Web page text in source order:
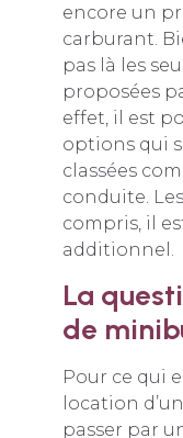
encore un
carburant.
pas là les
proposées
effet, il est
options qui
classées
conduite.
compris, il
additionnel.
La
de
Pour ce qui
location
passer par